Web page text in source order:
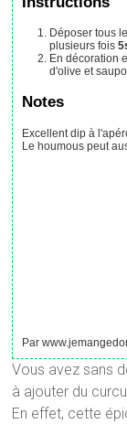
Déposer tous les ingrédients dans le bol du Thermomix et mixer
plusieurs fois
En décoration et pour augmenter l'onctuosité , verser un filet d'huile
d'olive et
Notes
Excellent dip à
Le houmous peut
Par
Vous avez sans
à ajouter du
En effet, cette